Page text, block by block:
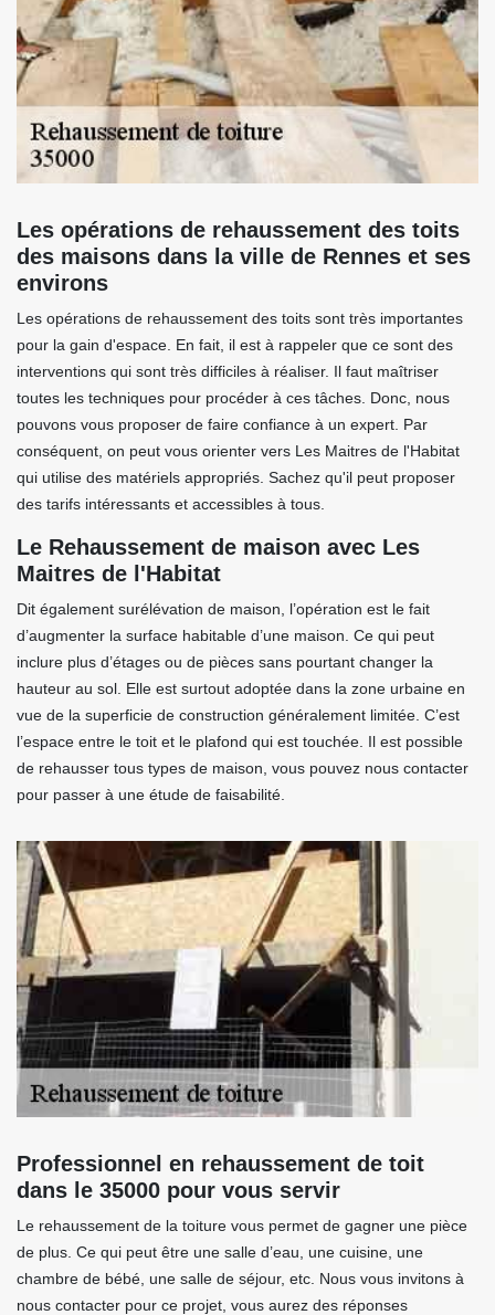
Les opérations de rehaussement des toits
des maisons dans la ville de Rennes et ses
environs
Les opérations de rehaussement des toits sont très importantes
pour la gain d'espace. En fait, il est à rappeler que ce sont des
interventions qui sont très difficiles à réaliser. Il faut maîtriser
toutes les techniques pour procéder à ces tâches. Donc, nous
pouvons vous proposer de faire confiance à un expert. Par
conséquent, on peut vous orienter vers Les Maitres de l'Habitat
qui utilise des matériels appropriés. Sachez qu'il peut proposer
des tarifs intéressants et accessibles à tous.
Le Rehaussement de maison avec Les
Maitres de l'Habitat
Dit également surélévation de maison, l’opération est le fait
d’augmenter la surface habitable d’une maison. Ce qui peut
inclure plus d’étages ou de pièces sans pourtant changer la
hauteur au sol. Elle est surtout adoptée dans la zone urbaine en
vue de la superficie de construction généralement limitée. C’est
l’espace entre le toit et le plafond qui est touchée. Il est possible
de rehausser tous types de maison, vous pouvez nous contacter
pour passer à une étude de faisabilité.
Professionnel en rehaussement de toit
dans le 35000 pour vous servir
Le rehaussement de la toiture vous permet de gagner une pièce
de plus. Ce qui peut être une salle d’eau, une cuisine, une
chambre de bébé, une salle de séjour, etc. Nous vous invitons à
nous contacter pour ce projet, vous aurez des réponses